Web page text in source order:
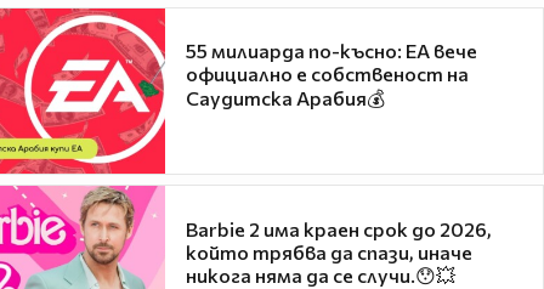
55 милиарда по-късно: EA вече
официално е собственост на
Саудитска Арабия💰
Barbie 2 има краен срок до 2026,
който трябва да спази, иначе
никога няма да се случи.😯💥